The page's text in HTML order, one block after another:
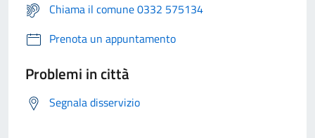
Chiama il comune 0332 575134
Prenota un appuntamento
Problemi in città
Segnala disservizio